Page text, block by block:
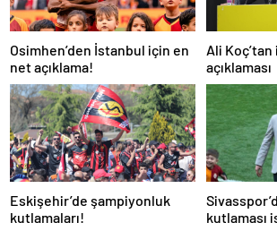
Osimhen’den İstanbul için en
net açıklama!
Ali
açıklaması
Eskişehir’de şampiyonluk
kutlamaları!
kutlaması